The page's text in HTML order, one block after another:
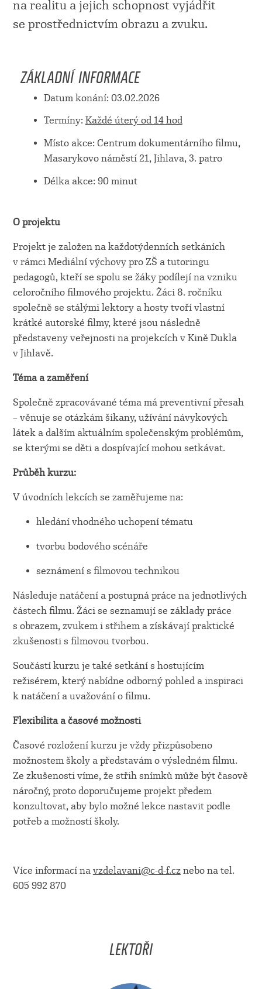
na realitu a jejich schopnost vyjádřit
se prostřednictvím obrazu a zvuku.
ZÁKLADNÍ INFORMACE
Datum konání: 03.02.2026
Termíny: Každé úterý od 14 hod
Místo akce: Centrum dokumentárního filmu,
Masarykovo náměstí 21, Jihlava, 3. patro
Délka akce: 90 minut
O projektu
Projekt je založen na každotýdenních setkáních
v rámci Mediální výchovy pro ZŠ a tutoringu
pedagogů, kteří se spolu se žáky podílejí na vzniku
celoročního filmového projektu. Žáci 8. ročníku
společně se stálými lektory a hosty tvoří vlastní
krátké autorské filmy, které jsou následně
představeny veřejnosti na projekcích v Kině Dukla
v Jihlavě.
Téma a zaměření
Společně zpracovávané téma má preventivní přesah
– věnuje se otázkám šikany, užívání návykových
látek a dalším aktuálním společenským problémům,
se kterými se děti a dospívající mohou setkávat.
Průběh kurzu:
V úvodních lekcích se zaměřujeme na:
hledání vhodného uchopení tématu
tvorbu bodového scénáře
seznámení s filmovou technikou
Následuje natáčení a postupná práce na jednotlivých
částech filmu. Žáci se seznamují se základy práce
s obrazem, zvukem i střihem a získávají praktické
zkušenosti s filmovou tvorbou.
Součástí kurzu je také setkání s hostujícím
režisérem, který nabídne odborný pohled a inspiraci
k natáčení a uvažování o filmu.
Flexibilita a časové možnosti
Časové rozložení kurzu je vždy přizpůsobeno
možnostem školy a představám o výsledném filmu.
Ze zkušenosti víme, že střih snímků může být časově
náročný, proto doporučujeme projekt předem
konzultovat, aby bylo možné lekce nastavit podle
potřeb a možností školy.
Více informací na vzdelavani@c-d-f.cznebo na tel.
605 992 870
LEKTOŘI